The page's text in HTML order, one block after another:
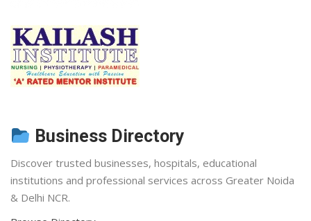
Business Directory
Discover trusted businesses, hospitals, educational
institutions and professional services across Greater Noida
& Delhi NCR.